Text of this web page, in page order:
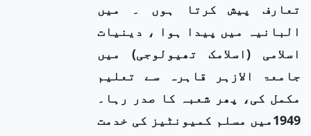
تعارف پیش کرتا ہوں ۔ میں
البانیہ میں پیدا ہوا ، دینیات
اسلامی (اسلامک تھیولوجی) میں
جامعۃ الازہر قاہرہ سے تعلیم
مکمل کی، پھر شعبہ کا صدر رہا۔
1949میں مسلم کمیونٹیز کی خدمت